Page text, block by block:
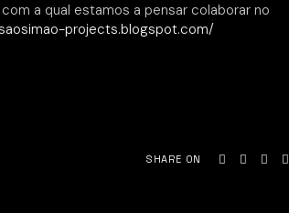
a qual estamos a pensar colaborar no
projects.blogspot.com/
SHARE ON